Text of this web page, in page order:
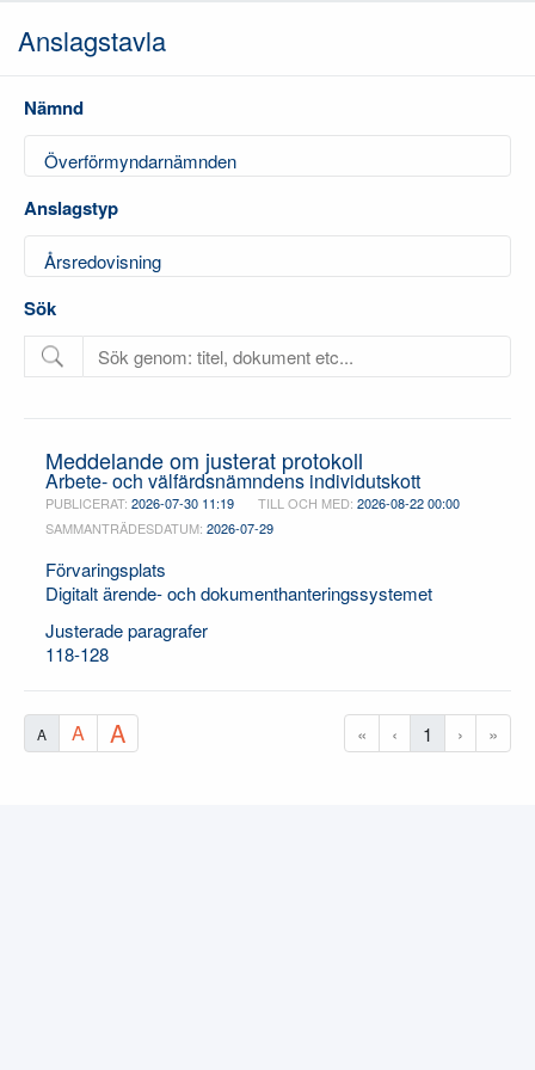
Anslagstavla
Nämnd
Anslagstyp
Sök
Meddelande om justerat protokoll
Arbete- och välfärdsnämndens individutskott
PUBLICERAT: 2026-07-30 11:19 TILL OCH MED: 2026-08-22 00:00
SAMMANTRÄDESDATUM: 2026-07-29
Förvaringsplats
Digitalt ärende- och dokumenthanteringssystemet
Justerade paragrafer
118-128
A A A « ‹ 1 › »